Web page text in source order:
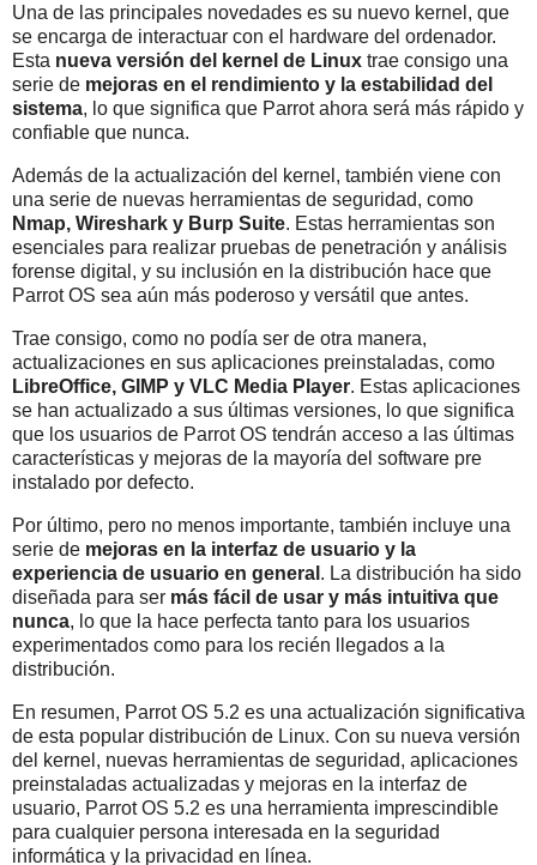
Una de las principales novedades es su nuevo kernel, que
se encarga de interactuar con el hardware del ordenador.
Esta nueva versión del kernel de Linux trae consigo una
serie de mejoras en el rendimiento y la estabilidad del
sistema, lo que significa que Parrot ahora será más rápido y
confiable que nunca.
Además de la actualización del kernel, también viene con
una serie de nuevas herramientas de seguridad, como
Nmap, Wireshark y Burp Suite. Estas herramientas son
esenciales para realizar pruebas de penetración y análisis
forense digital, y su inclusión en la distribución hace que
Parrot OS sea aún más poderoso y versátil que antes.
Trae consigo, como no podía ser de otra manera,
actualizaciones en sus aplicaciones preinstaladas, como
LibreOffice, GIMP y VLC Media Player. Estas aplicaciones
se han actualizado a sus últimas versiones, lo que significa
que los usuarios de Parrot OS tendrán acceso a las últimas
características y mejoras de la mayoría del software pre
instalado por defecto.
Por último, pero no menos importante, también incluye una
serie de mejoras en la interfaz de usuario y la
experiencia de usuario en general . La distribución ha sido
diseñada para ser más fácil de usar y más intuitiva que
nunca, lo que la hace perfecta tanto para los usuarios
experimentados como para los recién llegados a la
distribución.
En resumen, Parrot OS 5.2 es una actualización significativa
de esta popular distribución de Linux. Con su nueva versión
del kernel, nuevas herramientas de seguridad, aplicaciones
preinstaladas actualizadas y mejoras en la interfaz de
usuario, Parrot OS 5.2 es una herramienta imprescindible
para cualquier persona interesada en la seguridad
informática y la privacidad en línea.